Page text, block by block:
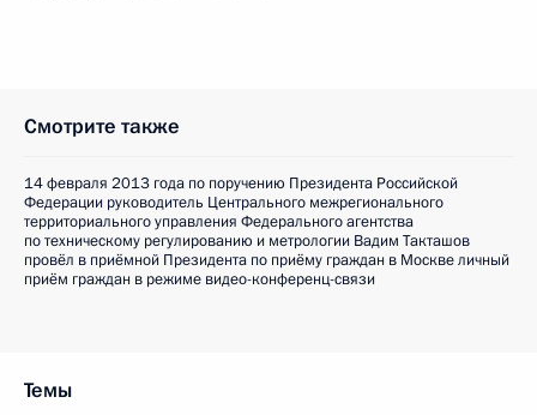
Смотрите также
14 февраля 2013 года по поручению Президента Российской
Федерации руководитель Центрального межрегионального
территориального управления Федерального агентства
по техническому регулированию и метрологии Вадим Такташов
провёл в приёмной Президента по приёму граждан в Москве личный
приём граждан в режиме видео-конференц-связи
Темы